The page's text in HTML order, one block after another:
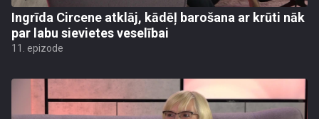
Ingrīda Circene atklāj, kādēļ barošana ar krūti nāk
par labu sievietes veselībai
11. epizode